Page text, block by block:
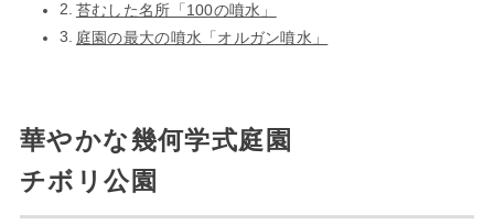
苔むした名所「100の噴水」
庭園の最大の噴水「オルガン噴水」
華やかな幾何学式庭園
チボリ公園